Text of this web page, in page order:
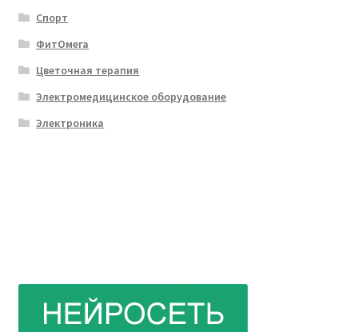
Спорт
ФитОмега
Цветочная терапия
Электромедицинское оборудование
Электроника